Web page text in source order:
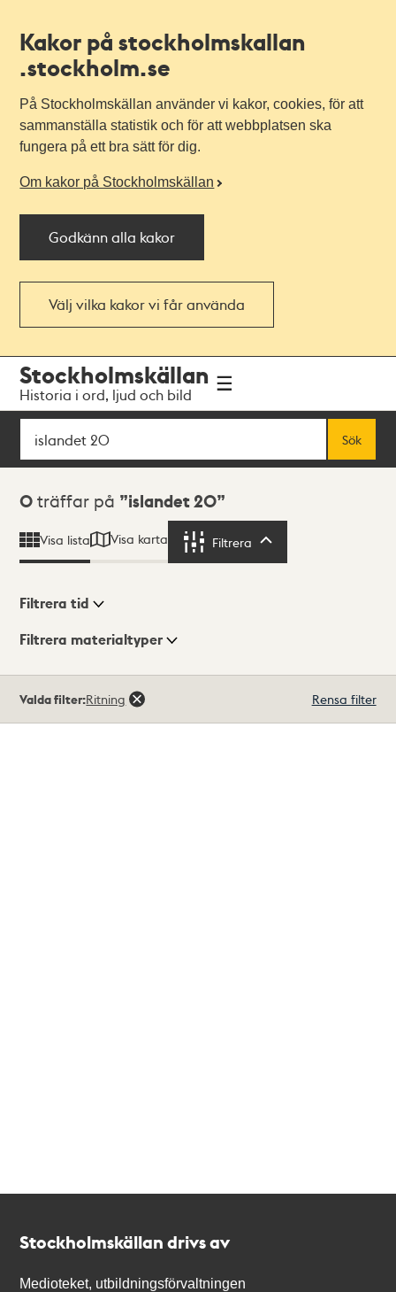
Kakor på stockholmskallan
.stockholm.se
På Stockholmskällan använder vi kakor, cookies, för att
sammanställa statistik och för att webbplatsen ska
fungera på ett bra sätt för dig.
Om kakor på Stockholmskällan
Godkänn alla kakor
Välj vilka kakor vi får använda
navigationen
huvudinnehållet
Stockholmskällan
Historia i ord, ljud och bild
Sök
Sök
Sökresultat
0 träffar på islandet 20
Visa lista Visa karta Filtrera
Visningsläge
Filtrera tid
Filtrera materialtyper
träffar
Valda filter:Ritning Rensa filter
Stockholmskällan drivs av
Medioteket, utbildningsförvaltningen